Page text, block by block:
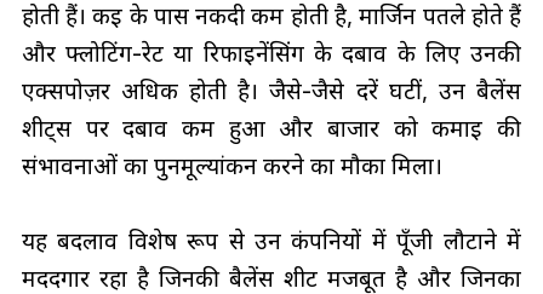
होती हैं। कई के पास नकदी कम होती है, मार्जिन पतले होते हैं
और फ्लोटिंग-रेट या रिफाइनेंसिंग के दबाव के लिए उनकी
एक्सपोज़र अधिक होती है। जैसे-जैसे दरें घटीं, उन बैलेंस
शीट्स पर दबाव कम हुआ और बाजार को कमाई की
संभावनाओं का पुनर्मूल्यांकन करने का मौका मिला।
यह बदलाव विशेष रूप से उन कंपनियों में पूँजी लौटाने में
मददगार रहा है जिनकी बैलेंस शीट मजबूत है और जिनका